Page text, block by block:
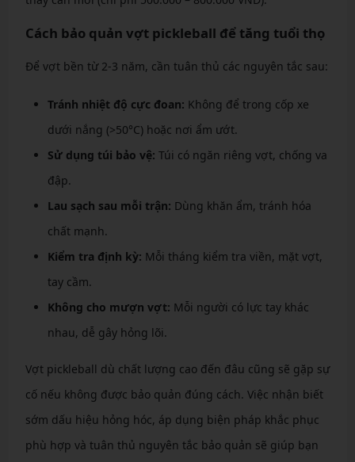
Cách bảo quản vợt pickleball để tăng tuổi thọ
Để vợt bền từ 2-3 năm, cần tuân thủ các nguyên tắc sau:
Tránh nhiệt độ cực đoan: Không để trong cốp xe
dưới nắng (>50°C) hoặc nơi ẩm ướt.
Sử dụng túi bảo vệ: Túi có ngăn riêng vợt, chống va
đập.
Lau sạch sau mỗi trận: Dùng khăn ẩm, tránh hóa
chất mạnh.
Kiểm tra định kỳ: Mỗi tháng kiểm tra viền, mặt vợt,
tay cầm.
Không cho mượn vợt: Mỗi người có lực tay khác
nhau, dễ gây hỏng lõi.
Vợt pickleball dù chất lượng cao đến đâu cũng sẽ gặp sự
cố nếu không được bảo quản đúng cách. Việc nhận biết
sớm dấu hiệu hỏng hóc, áp dụng biện pháp khắc phục
phù hợp và tuân thủ nguyên tắc bảo quản sẽ giúp bạn